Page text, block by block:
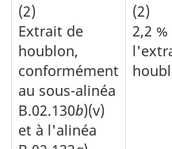
(2)
Extrait de
houblon,
conformément
au sous-alinéa
B.02.130b)(v)
et à l'alinéa
(2)
2,2